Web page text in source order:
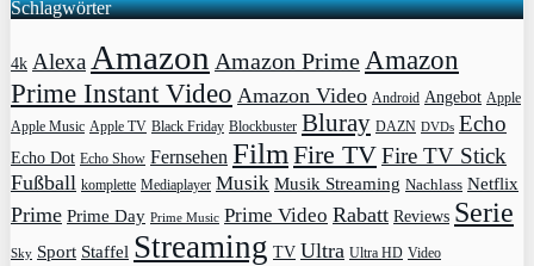
Schlagwörter
4k Alexa Amazon Amazon Prime Amazon
Prime Instant Video Amazon Video Android Angebot Apple
Apple Music Apple TV Black Friday Blockbuster Bluray DAZN DVDs Echo
Echo Dot Echo Show Fernsehen Film Fire TVFire TV Stick
Fußball komplette Mediaplayer Musik Musik Streaming Nachlass Netflix
Prime Prime Day Prime Music Prime Video Rabatt Reviews Serie
Sky Sport Staffel Streaming TV Ultra Ultra HD Video